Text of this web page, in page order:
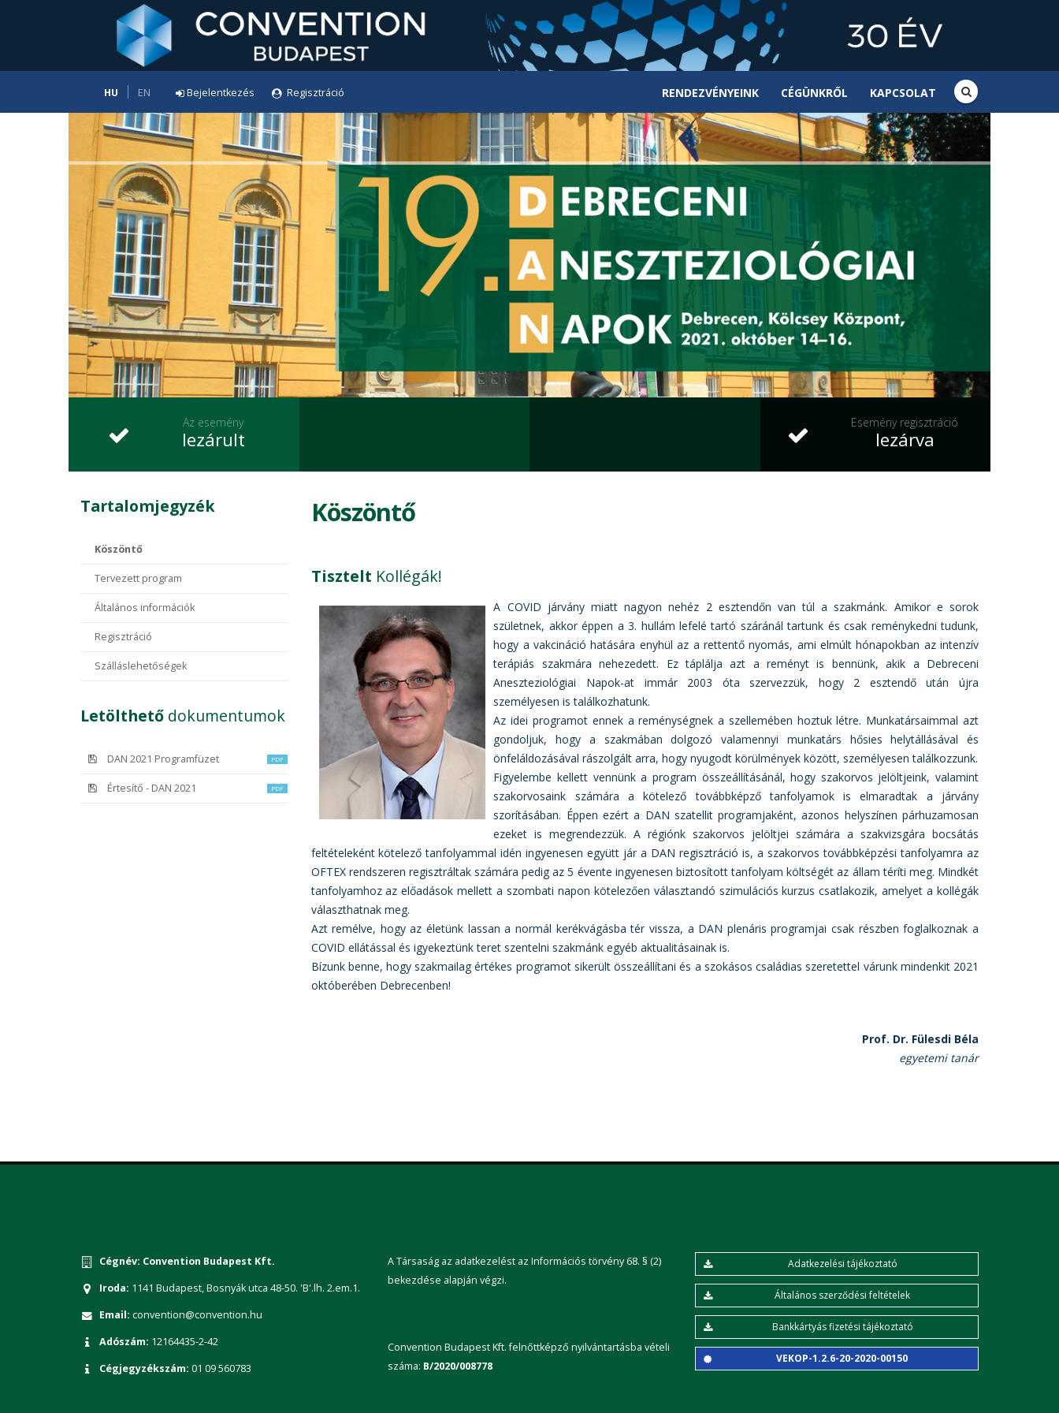
HU EN Bejelentkezés Regisztráció RENDEZVÉNYEINK CÉGÜNKRŐL KAPCSOLAT
Az esemény
lezárult
Esemény regisztráció
lezárva
Tartalomjegyzék
Köszöntő
Tervezett program
Általános információk
Regisztráció
Szálláslehetőségek
Letölthető dokumentumok
PDF
DAN 2021 Programfüzet
PDF
Értesítő - DAN 2021
Köszöntő
Tisztelt Kollégák!
A COVID járvány miatt nagyon nehéz 2 esztendőn van túl a szakmánk. Amikor e sorok
születnek, akkor éppen a 3. hullám lefelé tartó száránál tartunk és csak reménykedni tudunk,
hogy a vakcináció hatására enyhül az a rettentő nyomás, ami elmúlt hónapokban az intenzív
terápiás szakmára nehezedett. Ez táplálja azt a reményt is bennünk, akik a Debreceni
Aneszteziológiai Napok-at immár 2003 óta szervezzük, hogy 2 esztendő után újra
személyesen is találkozhatunk.
Az idei programot ennek a reménységnek a szellemében hoztuk létre. Munkatársaimmal azt
gondoljuk, hogy a szakmában dolgozó valamennyi munkatárs hősies helytállásával és
önfeláldozásával rászolgált arra, hogy nyugodt körülmények között, személyesen találkozzunk.
Figyelembe kellett vennünk a program összeállításánál, hogy szakorvos jelöltjeink, valamint
szakorvosaink számára a kötelező továbbképző tanfolyamok is elmaradtak a járvány
szorításában. Éppen ezért a DAN szatellit programjaként, azonos helyszínen párhuzamosan
ezeket is megrendezzük. A régiónk szakorvos jelöltjei számára a szakvizsgára bocsátás
feltételeként kötelező tanfolyammal idén ingyenesen együtt jár a DAN regisztráció is, a szakorvos továbbképzési tanfolyamra az
OFTEX rendszeren regisztráltak számára pedig az 5 évente ingyenesen biztosított tanfolyam költségét az állam téríti meg. Mindkét
tanfolyamhoz az előadások mellett a szombati napon kötelezően választandó szimulációs kurzus csatlakozik, amelyet a kollégák
választhatnak meg.
Azt remélve, hogy az életünk lassan a normál kerékvágásba tér vissza, a DAN plenáris programjai csak részben foglalkoznak a
COVID ellátással és igyekeztünk teret szentelni szakmánk egyéb aktualitásainak is.
Bízunk benne, hogy szakmailag értékes programot sikerült összeállítani és a szokásos családias szeretettel várunk mindenkit 2021
októberében Debrecenben!
Prof. Dr. Fülesdi Béla
egyetemi tanár
Cégnév: Convention Budapest Kft.
Iroda: 1141 Budapest, Bosnyák utca 48-50. 'B'.lh. 2.em.1.
Email: convention@convention.hu
Adószám: 12164435-2-42
Cégjegyzékszám: 01 09 560783
A Társaság az adatkezelést az Információs törvény 68. § (2)
bekezdése alapján végzi.
Convention Budapest Kft. felnőttképző nyilvántartásba vételi
száma: B/2020/008778
Adatkezelési tájékoztató
Általános szerződési feltételek
Bankkártyás fizetési tájékoztató
VEKOP-1.2.6-20-2020-00150